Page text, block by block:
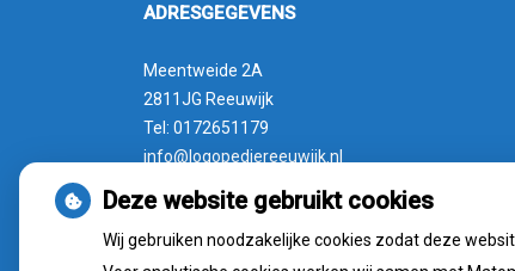
ADRESGEGEVENS
Meentweide 2A
2811JG Reeuwijk
Tel: 0172651179
info@logopediereeuwijk.nl
Deze website gebruikt cookies
Wij gebruiken noodzakelijke cookies zodat deze